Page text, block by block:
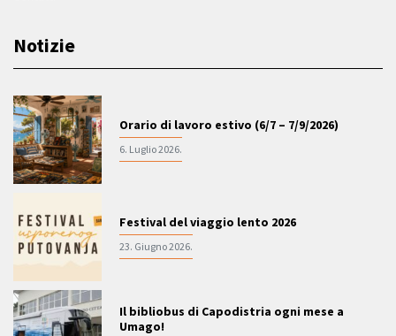
Notizie
Orario di lavoro estivo (6/7 – 7/9/2026)
6. Luglio 2026.
Festival del viaggio lento 2026
23. Giugno 2026.
Il bibliobus di Capodistria ogni mese a
Umago!